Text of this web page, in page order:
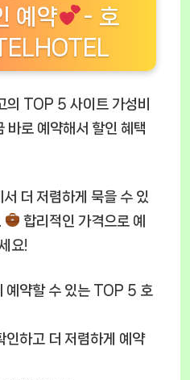
예약
- 호
의 TOP 5 사이트 가성비
바로 예약해서 할인 혜택
서 더 저렴하게 묵을 수 있
합리적인 가격으로 예
요!
예약할 수 있는 TOP 5 호
인하고 더 저렴하게 예약